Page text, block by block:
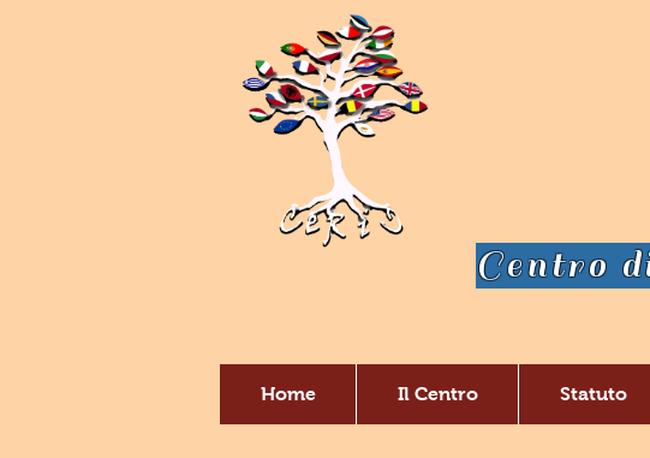
Centro
Home Il Centro Statuto